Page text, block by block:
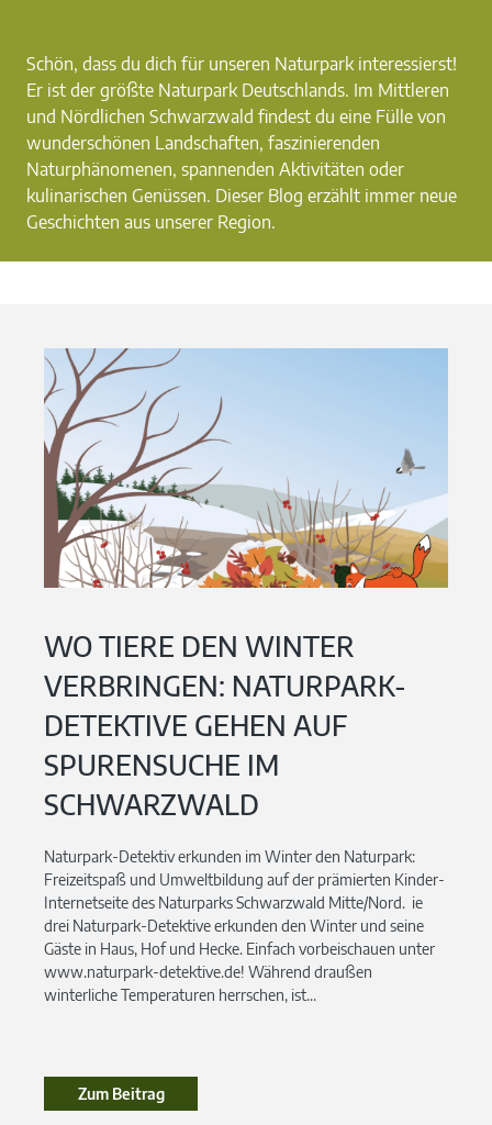
Schön, dass du dich für unseren Naturpark interessierst!
Er ist der größte Naturpark Deutschlands. Im Mittleren
und Nördlichen Schwarzwald findest du eine Fülle von
wunderschönen Landschaften, faszinierenden
Naturphänomenen, spannenden Aktivitäten oder
kulinarischen Genüssen. Dieser Blog erzählt immer neue
Geschichten aus unserer Region.
WO TIERE DEN WINTER
VERBRINGEN: NATURPARK-
DETEKTIVE GEHEN AUF
SPURENSUCHE IM
SCHWARZWALD
Naturpark-Detektiv erkunden im Winter den Naturpark:
Freizeitspaß und Umweltbildung auf der prämierten Kinder-
Internetseite des Naturparks Schwarzwald Mitte/Nord. ie
drei Naturpark-Detektive erkunden den Winter und seine
Gäste in Haus, Hof und Hecke. Einfach vorbeischauen unter
www.naturpark-detektive.de! Während draußen
winterliche Temperaturen herrschen, ist...
Zum BeitragZum Beitrag